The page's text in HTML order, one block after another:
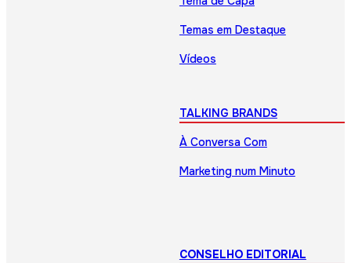
Temas em Destaque
Vídeos
TALKING BRANDS
À Conversa Com
Marketing num Minuto
CONSELHO EDITORIAL